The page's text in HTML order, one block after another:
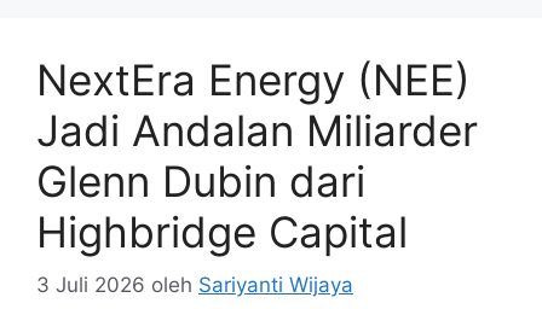
NextEra Energy (NEE)
Jadi Andalan Miliarder
Glenn Dubin dari
Highbridge Capital
3 Juli 2026 oleh Sariyanti Wijaya